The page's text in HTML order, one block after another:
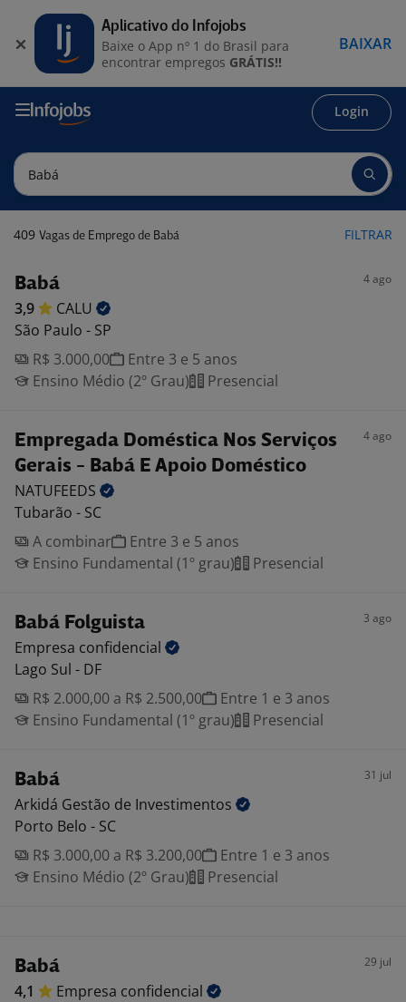
Login
409 Vagas de Emprego de Babá FILTRAR
Babá 4 ago
3,9
CALU
São Paulo - SP
R$ 3.000,00
Entre 3 e 5 anos
Ensino Médio (2º Grau)
Presencial
Empregada Doméstica Nos Serviços
Gerais - Babá E Apoio Doméstico
4 ago
NATUFEEDS
Tubarão - SC
A combinar
Entre 3 e 5 anos
Ensino Fundamental (1º grau)
Presencial
Babá Folguista 3 ago
Empresa confidencial
Lago Sul - DF
R$ 2.000,00 a R$ 2.500,00
Entre 1 e 3 anos
Ensino Fundamental (1º grau)
Presencial
Babá 31 jul
Arkidá Gestão de Investimentos
Porto Belo - SC
R$ 3.000,00 a R$ 3.200,00
Entre 1 e 3 anos
Ensino Médio (2º Grau)
Presencial
Babá 29 jul
4,1 Empresa confidencial
Aplicativo do Infojobs
Baixe o App nº 1 do Brasil para
encontrar empregos GRÁTIS!!
BAIXAR